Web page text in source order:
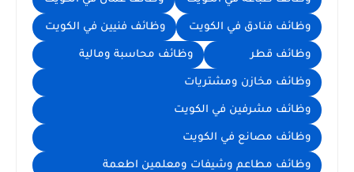
وظائف فنادق في الكويت وظائف فنيين في الكويت
وظائف قطر وظائف محاسبة ومالية
وظائف مخازن ومشتريات
وظائف مشرفين في الكويت
وظائف مصانع في الكويت
وظائف مطاعم وشيفات ومعلمين اطعمة